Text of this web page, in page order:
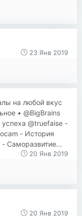
23 Янв 2019
на любой вкус
• @BigBrains
@truefaise -
- История
Саморазвитие...
20 Янв 2019
20 Янв 2019